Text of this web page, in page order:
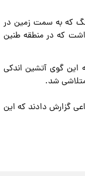
که به سمت زمین در
که در منطقه طنین
این گوی آتشین اندکی
گزارش دادند که این